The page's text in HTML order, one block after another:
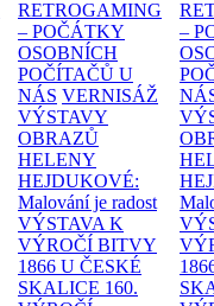
RETROGAMING
– POČÁTKY
OSOBNÍCH
POČÍTAČŮ U
NÁS VERNISÁŽ
VÝSTAVY
OBRAZŮ
HELENY
HEJDUKOVÉ:
Malování je radost
VÝSTAVA K
VÝROČÍ BITVY
1866 U ČESKÉ
SKALICE 160.
–